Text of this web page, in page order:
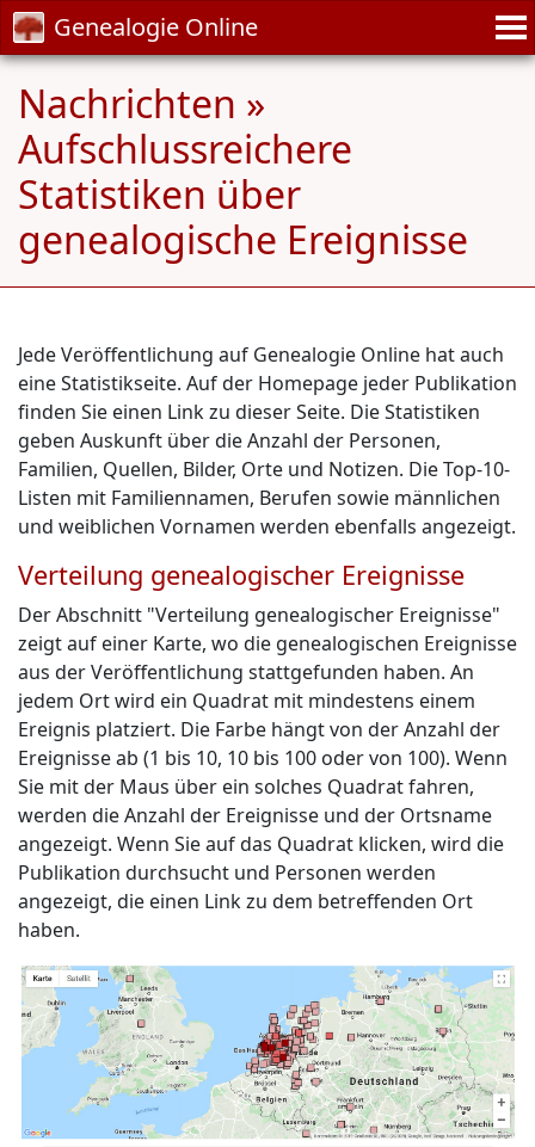
Genealogie Online
Nachrichten »
Aufschlussreichere
Statistiken über
genealogische Ereignisse
Jede Veröffentlichung auf Genealogie Online hat auch
eine Statistikseite. Auf der Homepage jeder Publikation
finden Sie einen Link zu dieser Seite. Die Statistiken
geben Auskunft über die Anzahl der Personen,
Familien, Quellen, Bilder, Orte und Notizen. Die Top-10-
Listen mit Familiennamen, Berufen sowie männlichen
und weiblichen Vornamen werden ebenfalls angezeigt.
Verteilung genealogischer Ereignisse
Der Abschnitt "Verteilung genealogischer Ereignisse"
zeigt auf einer Karte, wo die genealogischen Ereignisse
aus der Veröffentlichung stattgefunden haben. An
jedem Ort wird ein Quadrat mit mindestens einem
Ereignis platziert. Die Farbe hängt von der Anzahl der
Ereignisse ab (1 bis 10, 10 bis 100 oder von 100). Wenn
Sie mit der Maus über ein solches Quadrat fahren,
werden die Anzahl der Ereignisse und der Ortsname
angezeigt. Wenn Sie auf das Quadrat klicken, wird die
Publikation durchsucht und Personen werden
angezeigt, die einen Link zu dem betreffenden Ort
haben.